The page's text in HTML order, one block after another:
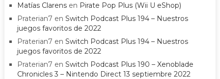
Matías Clarensen Pirate Pop Plus (Wii U eShop)
Praterian7 en Switch Podcast Plus 194 – Nuestros
juegos favoritos de 2022
Praterian7 en Switch Podcast Plus 194 – Nuestros
juegos favoritos de 2022
Praterian7 en Switch Podcast Plus 190 – Xenoblade
Chronicles 3 – Nintendo Direct 13 septiembre 2022